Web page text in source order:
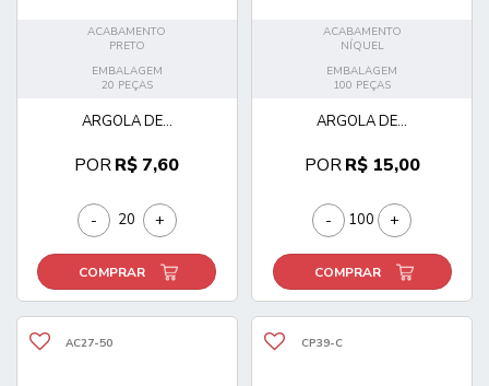
ACABAMENTO
PRETO
EMBALAGEM
20 PEÇAS
ARGOLA DE...
PORR$ 7,60
- +
COMPRAR
ACABAMENTO
NÍQUEL
EMBALAGEM
100 PEÇAS
ARGOLA DE...
PORR$ 15,00
- +
COMPRAR
AC27-50 CP39-C